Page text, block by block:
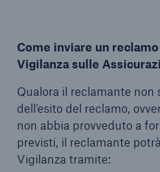
Come inviare un
Vigilanza sulle
Qualora il reclamante
dell’esito del reclamo,
non abbia provveduto a
previsti, il reclamante
Vigilanza tramite: